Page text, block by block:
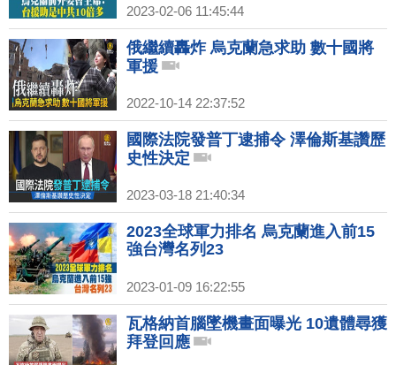
2023-02-06 11:45:44
俄繼續轟炸 烏克蘭急求助 數十國將
軍援
2022-10-14 22:37:52
國際法院發普丁逮捕令 澤倫斯基讚歷
史性決定
2023-03-18 21:40:34
2023全球軍力排名 烏克蘭進入前15
強台灣名列23
2023-01-09 16:22:55
瓦格納首腦墜機畫面曝光 10遺體尋獲
拜登回應